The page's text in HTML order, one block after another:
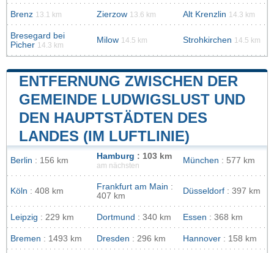
Brenz 13.1 km Zierzow 13.6 km Alt Krenzlin 14.3 km
Bresegard bei
Picher 14.3 km
Milow 14.5 km Strohkirchen 14.5 km
ENTFERNUNG ZWISCHEN DER
GEMEINDE LUDWIGSLUST UND
DEN HAUPTSTÄDTEN DES
LANDES (IM LUFTLINIE)
Berlin : 156 km Hamburg : 103 km
am nächsten
München : 577 km
Köln : 408 km Frankfurt am Main :
407 km
Düsseldorf : 397 km
Leipzig : 229 km Dortmund : 340 km Essen : 368 km
Bremen : 1493 km Dresden : 296 km Hannover : 158 km